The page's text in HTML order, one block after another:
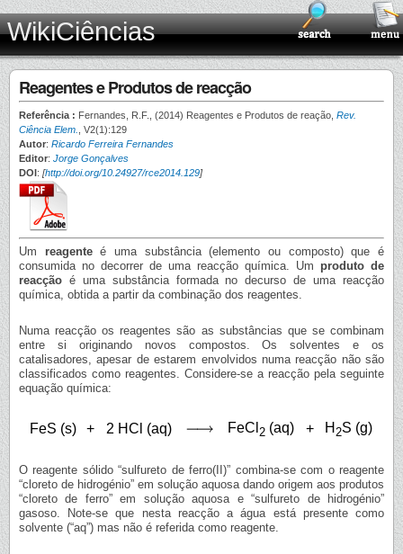
WikiCiências
Reagentes e Produtos de reacção
Referência : Fernandes, R.F., (2014) Reagentes e Produtos de reação, Rev.
Ciência Elem.
, V2(1):129
Autor: Ricardo Ferreira Fernandes
Editor: Jorge Gonçalves
DOI: [http://doi.org/10.24927/rce2014.129]
Um reagenteé uma substância (elemento ou composto) que é
consumida no decorrer de uma reacção química. Um produto de
reacção é uma substância formada no decurso de uma reacção
química, obtida a partir da combinação dos reagentes.
Numa reacção os reagentes são as substâncias que se combinam
entre si originando novos compostos. Os solventes e os
catalisadores, apesar de estarem envolvidos numa reacção não são
classificados como reagentes. Considere-se a reacção pela seguinte
equação química:
FeS (s) + 2 HCl (aq) FeCl 2(aq) + H 2S (g)
O reagente sólido “sulfureto de ferro(II)” combina-se com o reagente
“cloreto de hidrogénio” em solução aquosa dando origem aos produtos
“cloreto de ferro” em solução aquosa e “sulfureto de hidrogénio”
gasoso. Note-se que nesta reacção a água está presente como
solvente (“aq”) mas não é referida como reagente.